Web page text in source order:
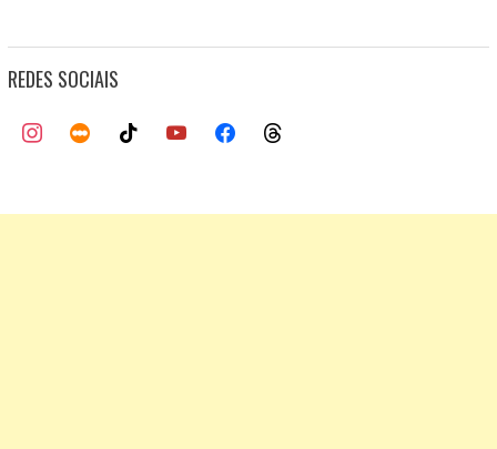
REDES SOCIAIS